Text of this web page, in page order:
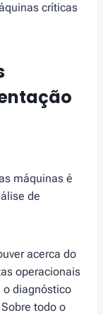
críticas
máquinas é
de
acerca do
operacionais
o diagnóstico
todo o